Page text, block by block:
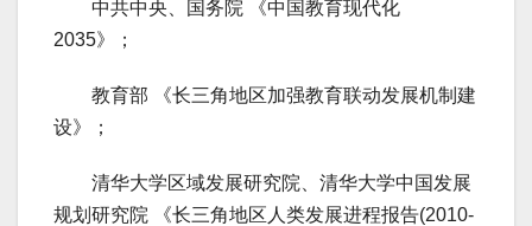
中共中央、国务院 《中国教育现代化
2035》；
教育部 《长三角地区加强教育联动发展机制建
设》；
清华大学区域发展研究院、清华大学中国发展
规划研究院 《长三角地区人类发展进程报告(2010-